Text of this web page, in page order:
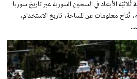
الأبعاد في السجون السورية عبر تاريخ سوريا
تُتاح معلومات عن المساحة، تاريخ الاستخدام،